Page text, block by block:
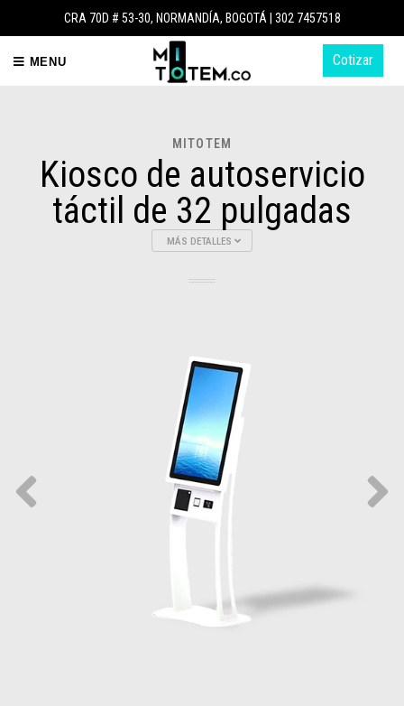
CRA 70D # 53-30, NORMANDÍA, BOGOTÁ | 302 7457518
MENU Cotizar
MITOTEM
Kiosco de autoservicio
táctil de 32 pulgadas
MÁS DETALLES